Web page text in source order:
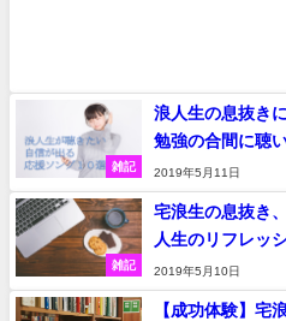
雑記
浪人生の息抜き
勉強の合間に聴
2019年5月11日
雑記
宅浪生の息抜き
人生のリフレッ
2019年5月10日
【成功体験】宅